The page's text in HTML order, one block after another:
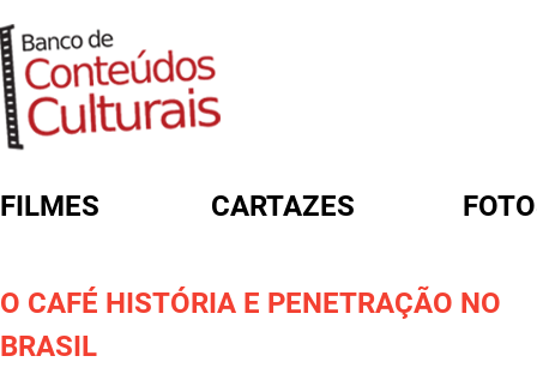
FILMES CARTAZES
O CAFÉ HISTÓRIA E PENETRAÇÃO NO
BRASIL
FORMULÁRIO DE BUSCA